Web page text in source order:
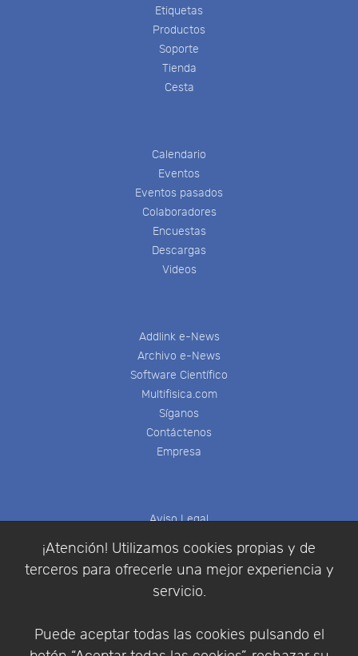
¡Atención! Utilizamos cookies propias y de
terceros para ofrecerle una mejor experiencia y
servicio.
Puede aceptar todas las cookies pulsando el
Etiquetas
Productos
Soporte
Tienda
Cesta
Calendario
Eventos
Eventos pasados
Colaboradores
Encuestas
Descargas
Videos
Addlink e-News
Archivo e-News
Software Científico
Multifisica.com
Síganos
Contáctenos
Empresa
Aviso Legal
Política de Privacidad
Condiciones de compra
Identificarse